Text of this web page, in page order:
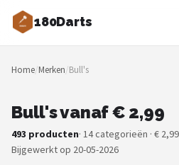
180Darts
Zoeken
NAVIGATIE
Merken
Home/Merken/Bull's
Bull's vanaf € 2,99
493 producten· 14 categorieën · €
Bijgewerkt op 20-05-2026